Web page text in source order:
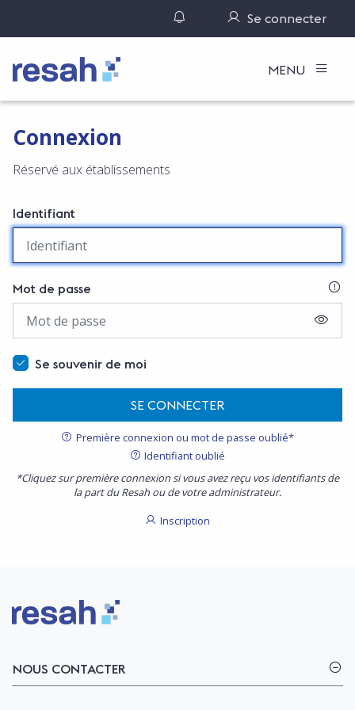
Gérer ses notifications
Se connecter
Logo Resah MENU
Connexion
Réservé aux établissements
Identifiant
Mot de passe
Se souvenir de moi
SE CONNECTER
Première connexion ou mot de passe oublié*
Identifiant oublié
*Cliquez sur première connexion si vous avez reçu vos identifiants de
la part du Resah ou de votre administrateur.
Inscription
Logo Resah
NOUS CONTACTER